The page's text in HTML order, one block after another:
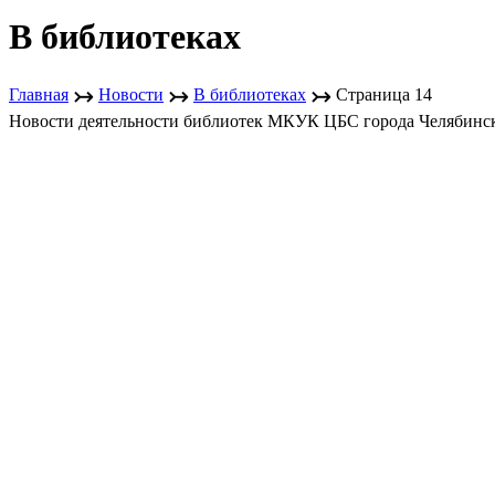
В библиотеках
Главная ↣ Новости ↣ В библиотеках ↣ Страница 14
Новости деятельности библиотек МКУК ЦБС города